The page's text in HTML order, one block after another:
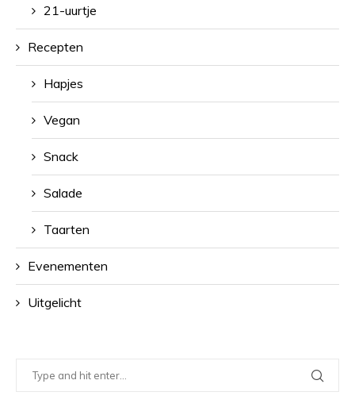
21-uurtje
Recepten
Hapjes
Vegan
Snack
Salade
Taarten
Evenementen
Uitgelicht